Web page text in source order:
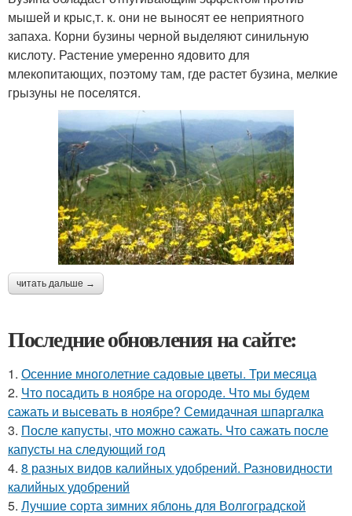
мышей и крыс,т. к. они не выносят ее неприятного
запаха. Корни бузины черной выделяют синильную
кислоту. Растение умеренно ядовито для
млекопитающих, поэтому там, где растет бузина, мелкие
грызуны не поселятся.
читать дальше →
Последние обновления на сайте:
1. Осенние многолетние садовые цветы. Три месяца
2. Что посадить в ноябре на огороде. Что мы будем
сажать и высевать в ноябре? Семидачная шпаргалка
3. После капусты, что можно сажать. Что сажать после
капусты на следующий год
4. 8 разных видов калийных удобрений. Разновидности
калийных удобрений
5. Лучшие сорта зимних яблонь для Волгоградской